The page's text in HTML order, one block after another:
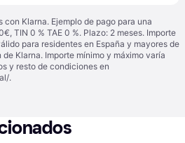
Klarna. Ejemplo de pago para una
TIN 0 % TAE 0 %. Plazo: 2 meses. Importe
para residentes en España y mayores de
Klarna. Importe mínimo y máximo varía
y resto de condiciones en
.